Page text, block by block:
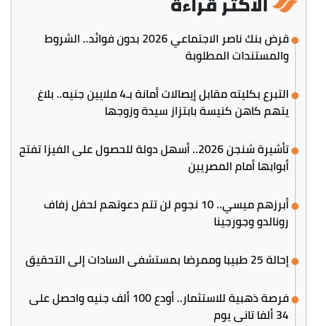
قرض بنك ناصر الاجتماعي 2026 بدون فوائد.. الشروط
والمستندات المطلوبة
التبرع بكليته مقابل إيصالات أمانة بـ4 ملايين جنيه.. بلاغ
يتهم كاهن كنيسة بابتزاز سيدة وزوجها
تأشيرة شنجن 2026.. أسهل دولة للحصول على الفيزا تفتح
أبوابها أمام المصريين
أبرزهم ميسي.. 10 نجوم لن تتم دعوتهم لحفل زفاف
رونالدو وجورجينا
إحالة 25 طبيبا وممرضا بمستشفى السادات إلى التحقيق
فرصة ذهبية للاستثمار.. أودع 100 ألف جنيه واحصل على
34 ألفا تاني يوم